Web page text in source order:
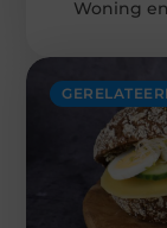
Woning